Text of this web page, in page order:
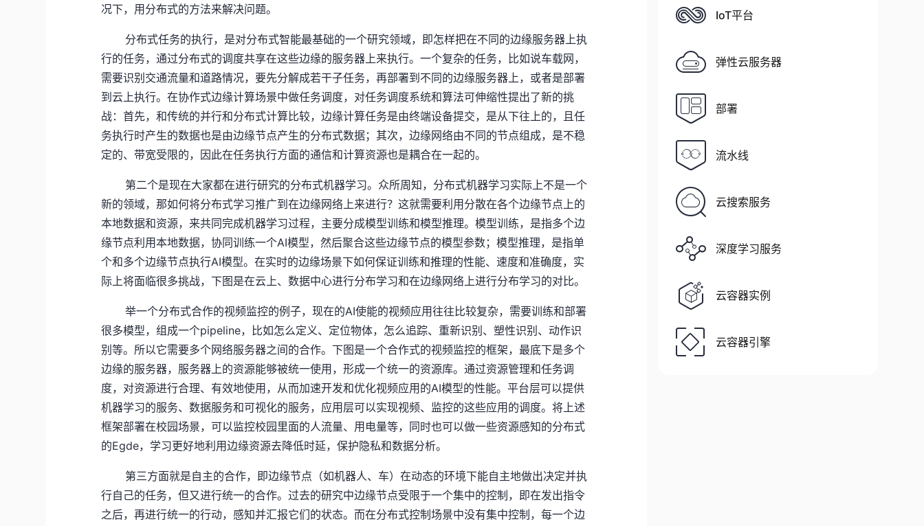
况下，用分布式的方法来解决问题。
分布式任务的执行，是对分布式智能最基础的一个研究领域，即怎样把在不同的边缘服务器上执
行的任务，通过分布式的调度共享在这些边缘的服务器上来执行。一个复杂的任务，比如说车载网，
需要识别交通流量和道路情况，要先分解成若干子任务，再部署到不同的边缘服务器上，或者是部署
到云上执行。在协作式边缘计算场景中做任务调度，对任务调度系统和算法可伸缩性提出了新的挑
战：首先，和传统的并行和分布式计算比较，边缘计算任务是由终端设备提交，是从下往上的，且任
务执行时产生的数据也是由边缘节点产生的分布式数据；其次，边缘网络由不同的节点组成，是不稳
定的、带宽受限的，因此在任务执行方面的通信和计算资源也是耦合在一起的。
第二个是现在大家都在进行研究的分布式机器学习。众所周知，分布式机器学习实际上不是一个
新的领域，那如何将分布式学习推广到在边缘网络上来进行？这就需要利用分散在各个边缘节点上的
本地数据和资源，来共同完成机器学习过程，主要分成模型训练和模型推理。模型训练，是指多个边
缘节点利用本地数据，协同训练一个AI模型，然后聚合这些边缘节点的模型参数；模型推理，是指单
个和多个边缘节点执行AI模型。在实时的边缘场景下如何保证训练和推理的性能、速度和准确度，实
际上将面临很多挑战，下图是在云上、数据中心进行分布学习和在边缘网络上进行分布学习的对比。
举一个分布式合作的视频监控的例子，现在的AI使能的视频应用往往比较复杂，需要训练和部署
很多模型，组成一个pipeline，比如怎么定义、定位物体，怎么追踪、重新识别、塑性识别、动作识
别等。所以它需要多个网络服务器之间的合作。下图是一个合作式的视频监控的框架，最底下是多个
边缘的服务器，服务器上的资源能够被统一使用，形成一个统一的资源库。通过资源管理和任务调
度，对资源进行合理、有效地使用，从而加速开发和优化视频应用的AI模型的性能。平台层可以提供
机器学习的服务、数据服务和可视化的服务，应用层可以实现视频、监控的这些应用的调度。将上述
框架部署在校园场景，可以监控校园里面的人流量、用电量等，同时也可以做一些资源感知的分布式
的Egde，学习更好地利用边缘资源去降低时延，保护隐私和数据分析。
第三方面就是自主的合作，即边缘节点（如机器人、车）在动态的环境下能自主地做出决定并执
行自己的任务，但又进行统一的合作。过去的研究中边缘节点受限于一个集中的控制，即在发出指令
之后，再进行统一的行动，感知并汇报它们的状态。而在分布式控制场景中没有集中控制，每一个边
IoT平台
弹性云服务器
部署
流水线
云搜索服务
深度学习服务
云容器实例
云容器引擎